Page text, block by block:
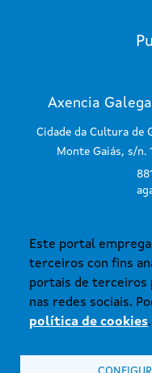
Este portal
terceiros con fins
portais de terceiros
nas redes sociais.
política de cookies.
Axencia
Cidade da Cultura de
Monte Gaiás, s/n.